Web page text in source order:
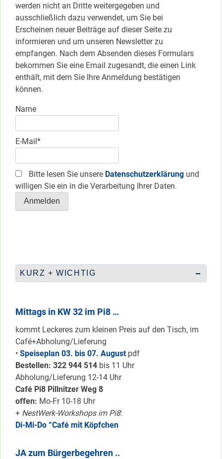
werden nicht an Dritte weitergegeben und
ausschließlich dazu verwendet, um Sie bei
Erscheinen neuer Beiträge auf dieser Seite zu
informieren und um unseren Newsletter zu
empfangen. Nach dem Absenden dieses Formulars
bekommen Sie eine Email zugesandt, die einen Link
enthält, mit dem Sie Ihre Anmeldung bestätigen
können.
Name
E-Mail*
Bitte lesen Sie unsere Datenschutzerklärung und
willigen Sie ein in die Verarbeitung Ihrer Daten.
KURZ + WICHTIG
Mittags in KW 32 im Pi8 …
kommt Leckeres zum kleinen Preis auf den Tisch, im
Café+Abholung/Lieferung
• Speiseplan 03. bis 07. August pdf
Bestellen: 322 944 514 bis 11 Uhr
Abholung/Lieferung 12-14 Uhr
Café Pi8 Pillnitzer Weg 8
offen: Mo-Fr 10-18 Uhr
+ NestWerk-Workshops im Pi8:
Di-Mi-Do “Café mit Köpfchen
JA zum Bürgerbegehren ..